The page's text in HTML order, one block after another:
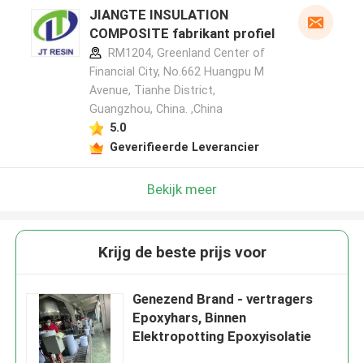
JIANGTE INSULATION
COMPOSITE fabrikant profiel
RM1204, Greenland Center of
Financial City, No.662 Huangpu M
Avenue, Tianhe District,
Guangzhou, China. ,China
5.0
Geverifieerde Leverancier
Bekijk meer
Krijg de beste prijs voor
Genezend Brand - vertragers
Epoxyhars, Binnen
Elektropotting Epoxyisolatie